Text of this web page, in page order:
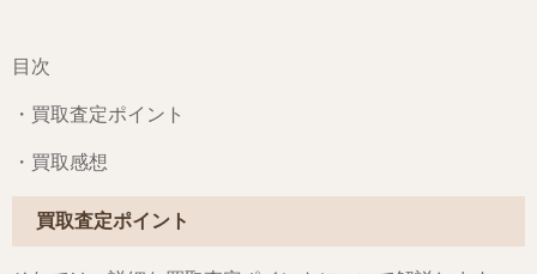
目次
・買取査定ポイント
・買取感想
買取査定ポイント